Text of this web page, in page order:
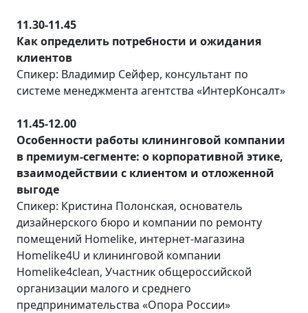
11.30-11.45
Как определить потребности и ожидания
клиентов
Спикер: Владимир Сейфер, консультант по
системе менеджмента агентства «ИнтерКонсалт»
11.45-12.00
Особенности работы клининговой компании
в премиум-сегменте: о корпоративной этике,
взаимодействии с клиентом и отложенной
выгоде
Спикер: Кристина Полонская, основатель
дизайнерского бюро и компании по ремонту
помещений Homelike, интернет-магазина
Homelike4U и клининговой компании
Homelike4clean, Участник общероссийской
организации малого и среднего
предпринимательства «Опора России»